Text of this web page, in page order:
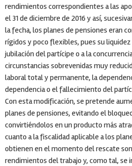
rendimientos correspondientes a las
el 31 de diciembre de 2016 y así,
la fecha, los planes de pensiones eran
rígidos y poco flexibles, pues su
jubilación del partícipe o a la
circunstancias sobrevenidas muy
laboral total y permanente, la
dependencia o el fallecimiento del
Con esta modificación, se pretende
planes de pensiones, evitando el
convirtiéndolos en un producto más
cuanto a la fiscalidad aplicable a los
obtienen en el momento del rescate
rendimientos del trabajo y, como tal, se